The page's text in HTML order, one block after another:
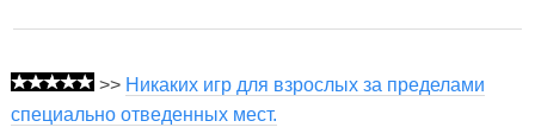
>> Никаких игр для взрослых за пределами
специально отведенных мест.